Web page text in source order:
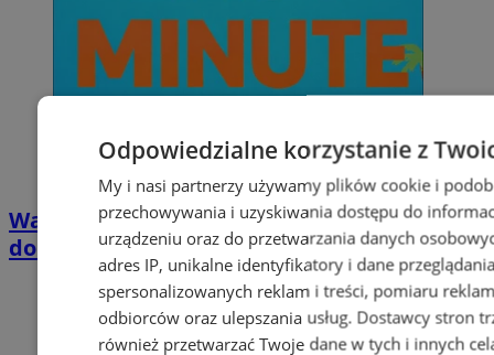
Wakacyjny wypoczynek nad Bałtykiem w
domkach Szmaragdowe Morze
Odpowiedzialne korzystanie z
My i nasi partnerzy używamy plików cookie i
przechowywania i uzyskiwania dostępu do
urządzeniu oraz do przetwarzania danych
adres IP, unikalne identyfikatory i dane
spersonalizowanych reklam i treści, pomiaru
odbiorców oraz ulepszania usług. Dostawcy stron
również przetwarzać Twoje dane w tych i innych